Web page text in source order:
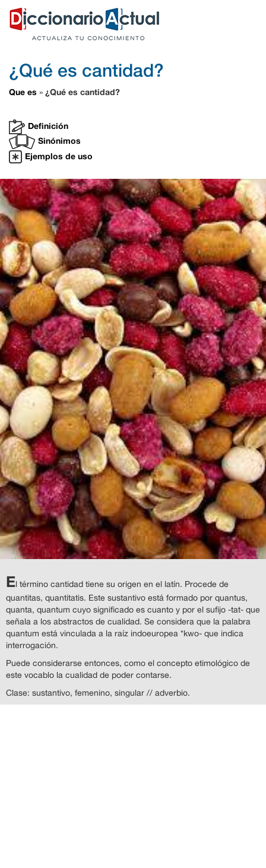
¿Qué es cantidad?
Que es » ¿Qué es cantidad?
Definición
Sinónimos
Ejemplos de uso
El término cantidad tiene su origen en el latín. Procede de
quantitas, quantitatis. Este sustantivo está formado por quantus,
quanta, quantum cuyo significado es cuanto y por el sufijo -tat- que
señala a los abstractos de cualidad. Se considera que la palabra
quantum está vinculada a la raíz indoeuropea *kwo- que indica
interrogación.
Puede considerarse entonces, como el concepto etimológico de
este vocablo la cualidad de poder contarse.
Clase: sustantivo, femenino, singular // adverbio.